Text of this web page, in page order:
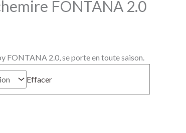
FONTANA 2.0
FONTANA 2.0, se porte en toute saison.
Effacer